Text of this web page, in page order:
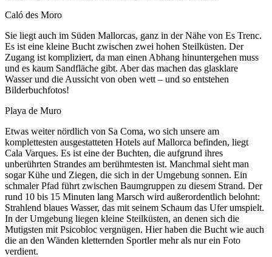
Caló des Moro
Sie liegt auch im Süden Mallorcas, ganz in der Nähe von Es Trenc.
Es ist eine kleine Bucht zwischen zwei hohen Steilküsten. Der
Zugang ist kompliziert, da man einen Abhang hinuntergehen muss
und es kaum Sandfläche gibt. Aber das machen das glasklare
Wasser und die Aussicht von oben wett – und so entstehen
Bilderbuchfotos!
Playa de Muro
Etwas weiter nördlich von Sa Coma, wo sich unsere am
komplettesten ausgestatteten Hotels auf Mallorca befinden, liegt
Cala Varques. Es ist eine der Buchten, die aufgrund ihres
unberührten Strandes am berühmtesten ist. Manchmal sieht man
sogar Kühe und Ziegen, die sich in der Umgebung sonnen. Ein
schmaler Pfad führt zwischen Baumgruppen zu diesem Strand. Der
rund 10 bis 15 Minuten lang Marsch wird außerordentlich belohnt:
Strahlend blaues Wasser, das mit seinem Schaum das Ufer umspielt.
In der Umgebung liegen kleine Steilküsten, an denen sich die
Mutigsten mit Psicobloc vergnügen. Hier haben die Bucht wie auch
die an den Wänden kletternden Sportler mehr als nur ein Foto
verdient.